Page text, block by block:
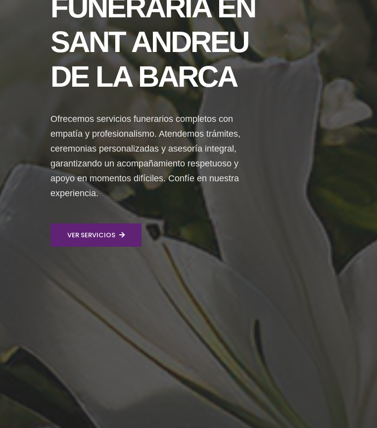
FUNERARIA EN
SANT ANDREU
DE LA BARCA
Ofrecemos servicios funerarios completos con
empatía y profesionalismo. Atendemos trámites,
ceremonias personalizadas y asesoría integral,
garantizando un acompañamiento respetuoso y
apoyo en momentos difíciles. Confíe en nuestra
experiencia.
VER SERVICIOS